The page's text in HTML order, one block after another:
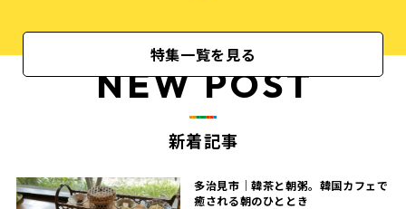
特集一覧を見る
NEW POST
新着記事
多治見市｜韓茶と朝粥。韓国カフェで
癒される朝のひととき